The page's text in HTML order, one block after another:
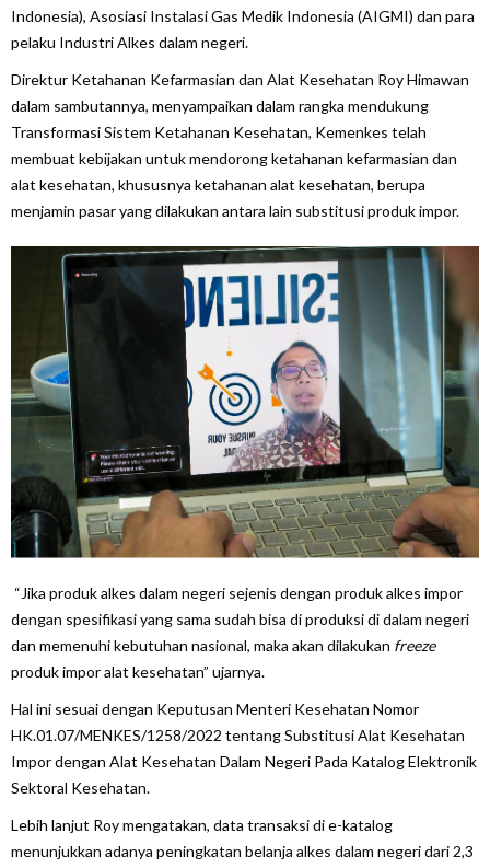
Indonesia), Asosiasi Instalasi Gas Medik Indonesia (AIGMI) dan para
pelaku Industri Alkes dalam negeri.
Direktur Ketahanan Kefarmasian dan Alat Kesehatan Roy Himawan
dalam sambutannya, menyampaikan dalam rangka mendukung
Transformasi Sistem Ketahanan Kesehatan, Kemenkes telah
membuat kebijakan untuk mendorong ketahanan kefarmasian dan
alat kesehatan, khususnya ketahanan alat kesehatan, berupa
menjamin pasar yang dilakukan antara lain substitusi produk impor.
“Jika produk alkes dalam negeri sejenis dengan produk alkes impor
dengan spesifikasi yang sama sudah bisa di produksi di dalam negeri
dan memenuhi kebutuhan nasional, maka akan dilakukan freeze
produk impor alat kesehatan” ujarnya.
Hal ini sesuai dengan Keputusan Menteri Kesehatan Nomor
HK.01.07/MENKES/1258/2022 tentang Substitusi Alat Kesehatan
Impor dengan Alat Kesehatan Dalam Negeri Pada Katalog Elektronik
Sektoral Kesehatan.
Lebih lanjut Roy mengatakan, data transaksi di e-katalog
menunjukkan adanya peningkatan belanja alkes dalam negeri dari 2,3